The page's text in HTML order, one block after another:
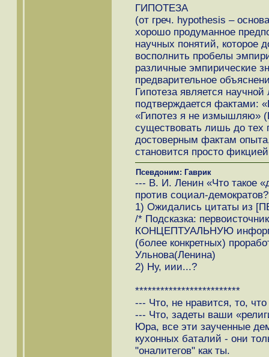
ГИПОТЕЗА
(от греч. hypothesis –
хорошо продуманное
научных понятий, которое
восполнить пробелы
различные эмпирические
предварительное
Гипотеза является
подтверждается фактами:
«Гипотез я не измышляю»
существовать лишь до тех
достоверным фактам
становится просто фикцией
Псевдоним: Гаврик
--- В. И. Ленин «Что такое
против социал-демократов?
1) Ожидались цитаты из
/* Подсказка:
КОНЦЕПТУАЛЬНУЮ
(более конкретных)
Ульнова(Ленина)
2) Ну, иии...?
*************************
--- Что, не нравится, то,
--- Что, задеты ваши
Юра, все эти заученные
кухонных баталий - они
"оналитегов" как ты.